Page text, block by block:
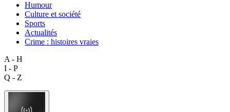
Humour
Culture et société
Sports
Actualités
Crime : histoires vraies
A - H
I - P
Q - Z